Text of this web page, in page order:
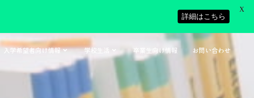
入学希望者向け情報 学校生活 卒業生向け情報 お問い合わせ
詳細はこちら
X